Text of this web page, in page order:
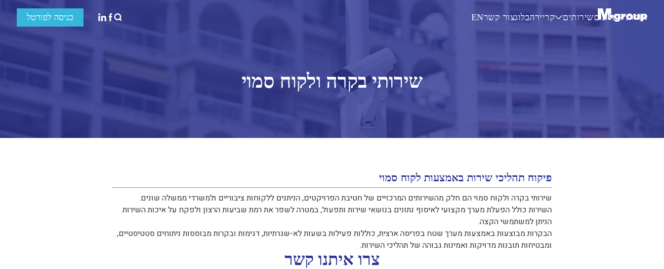
Skip
bottom
אודות
אודות הקבוצה
אלוניםשירותים
השירותים
קריירהבלוגצור קשרEN כניסה לפורטל
שירותי בקרה ולקוח סמוי
פיקוח תהליכי שירות באמצעות לקוח סמוי
שירותי בקרה ולקוח סמוי הם חלק מהשירותים המרכזיים של חטיבת הפרויקטים, הניתנים ללקוחות ציבוריים ולמשרדי ממשלה שונים.
השירות כולל הפעלת מערך מקצועי לאיסוף נתונים בנושאי שירות ותפעול, במטרה לשפר את רמת שביעות הרצון ולפקח על איכות השירות
הניתן למשתמשי הקצה.
הבקרות מבוצעות באמצעות מערך שטח בפריסה ארצית, כוללות פעילות בשעות לא-שגרתיות, דגימות ובקרות מבוססות ניתוחים סטטיסטיים,
ומבטיחות תובנות מדויקות ואמינות גבוהה של תהליכי השירות.
צרו איתנו קשר